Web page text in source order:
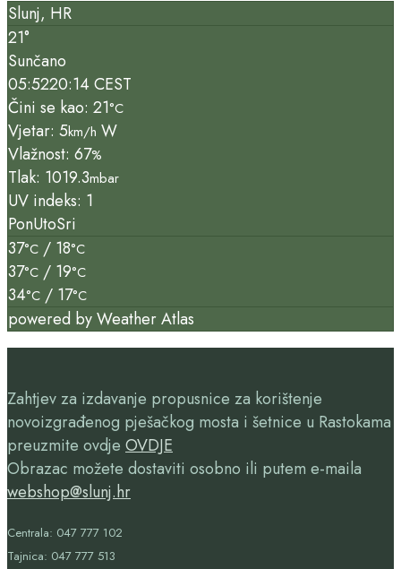
Slunj, HR
21°
Sunčano
05:5220:14 CEST
Čini se kao: 21°C
Vjetar: 5km/h W
Vlažnost: 67%
Tlak: 1019.3mbar
UV indeks: 1
PonUtoSri
37°C / 18°C
37°C / 19°C
34°C / 17°C
powered byWeather Atlas
Zahtjev za izdavanje propusnice za korištenje
novoizgrađenog pješačkog mosta i šetnice u Rastokama
preuzmite ovdje OVDJE
Obrazac možete dostaviti osobno ili putem e-maila
webshop@slunj.hr
Centrala: 047 777 102
Tajnica: 047 777 513